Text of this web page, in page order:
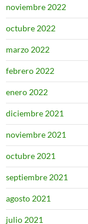
noviembre 2022
octubre 2022
marzo 2022
febrero 2022
enero 2022
diciembre 2021
noviembre 2021
octubre 2021
septiembre 2021
agosto 2021
julio 2021